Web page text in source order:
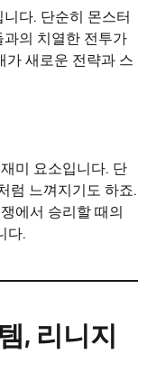
다. 단순히 몬스터
의 치열한 전투가
가 새로운 전략과 스
미 요소입니다. 단
럼 느껴지기도 하죠.
에서 승리할 때의
다.
, 리니지